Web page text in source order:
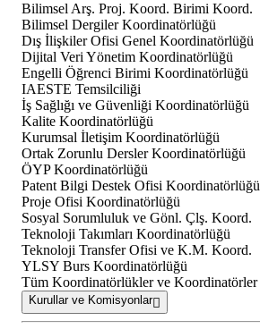
Bilimsel Arş. Proj. Koord. Birimi Koord.
Bilimsel Dergiler Koordinatörlüğü
Dış İlişkiler Ofisi Genel Koordinatörlüğü
Dijital Veri Yönetim Koordinatörlüğü
Engelli Öğrenci Birimi Koordinatörlüğü
IAESTE Temsilciliği
İş Sağlığı ve Güvenliği Koordinatörlüğü
Kalite Koordinatörlüğü
Kurumsal İletişim Koordinatörlüğü
Ortak Zorunlu Dersler Koordinatörlüğü
ÖYP Koordinatörlüğü
Patent Bilgi Destek Ofisi Koordinatörlüğü
Proje Ofisi Koordinatörlüğü
Sosyal Sorumluluk ve Gönl. Çlş. Koord.
Teknoloji Takımları Koordinatörlüğü
Teknoloji Transfer Ofisi ve K.M. Koord.
YLSY Burs Koordinatörlüğü
Tüm Koordinatörlükler ve Koordinatörler
Kurullar ve Komisyonlar